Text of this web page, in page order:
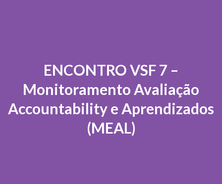
ENCONTRO VSF 7 –
Monitoramento Avaliação
Accountability e Aprendizados
(MEAL)